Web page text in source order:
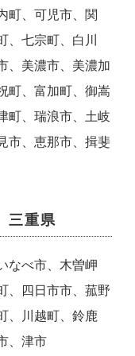
町、可児市、関
、七宗町、白川
、美濃市、美濃加
町、富加町、御嵩
町、瑞浪市、土岐
市、恵那市、揖斐
三重県
なべ市、木曽岬
、四日市市、菰野
、川越町、鈴鹿
、津市